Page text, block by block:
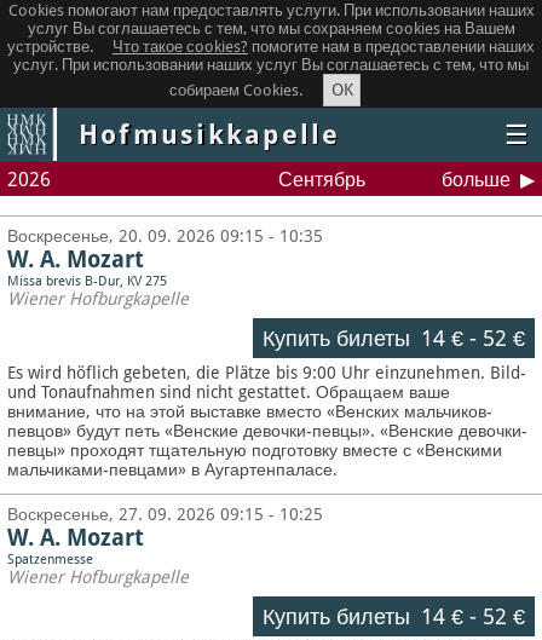
Cookies помогают нам предоставлять услуги. При использовании наших
услуг Вы соглашаетесь с тем, что мы сохраняем сookies на Вашем
устройстве.
Что такое сookies? помогите нам в предоставлении наших
услуг. При использовании наших услуг Вы соглашаетесь с тем, что мы
собираем Cookies.
OK
Hofmusikkapelle ☰
2026 Сентябрь больше
Воскресенье, 20. 09. 2026 09:15 - 10:35
W. A. Mozart
Missa brevis B-Dur, KV 275
Wiener Hofburgkapelle
Купить билеты 14 €- 52 €
Es wird höflich gebeten, die Plätze bis 9:00 Uhr einzunehmen. Bild-
und Tonaufnahmen sind nicht gestattet.Обращаем ваше
внимание, что на этой выставке вместо «Венских мальчиков-
певцов» будут петь «Венские девочки-певцы». «Венские девочки-
певцы» проходят тщательную подготовку вместе с «Венскими
мальчиками-певцами» в Аугартенпаласе.
Воскресенье, 27. 09. 2026 09:15 - 10:25
W. A. Mozart
Spatzenmesse
Wiener Hofburgkapelle
Купить билеты 14 €- 52 €